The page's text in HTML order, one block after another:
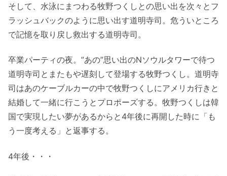
そして、水泳にまつわる牧野つくしとの思い出を次々とフ
ラッシュバックのように思い出す道明寺司。危ういところ
で記憶を取り戻し救出する道明寺司。
卒業パーティの夜。”あの”思い出のNソウルタワーで待つ
道明寺司とまたもや遅刻して登場する牧野つくし。道明寺
司はあのケーブルカーの中で牧野つくしにアメリカ行きと
結婚して一緒に行こうとプロポーズする。牧野つくしは韓
国で実現したい夢があるからと4年後に再開した時に「も
う一度考える」と返事する。
4年後・・・